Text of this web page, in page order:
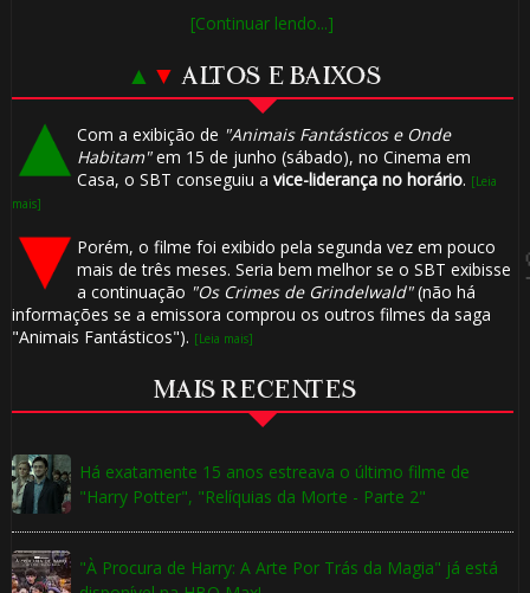
[Continuar lendo...]
▲ ▼ ALTOS E BAIXOS
Com a exibição de "Animais Fantásticos e Onde
Habitam"em 15 de junho (sábado), no Cinema em
Casa, o SBT conseguiu a vice-liderança no horário. [Leia
mais]
Porém, o filme foi exibido pela segunda vez em pouco
mais de três meses. Seria bem melhor se o SBT exibisse
a continuação "Os Crimes de Grindelwald"(não há
informações se a emissora comprou os outros filmes da saga
"Animais Fantásticos"). [Leia mais]
MAIS RECENTES
Há exatamente 15 anos estreava o último filme de
"Harry Potter", "Relíquias da Morte - Parte 2"
"À Procura de Harry: A Arte Por Trás da Magia" já está
⚡
🎈
1️⃣ 8️⃣
⚡
1️⃣ 8️⃣